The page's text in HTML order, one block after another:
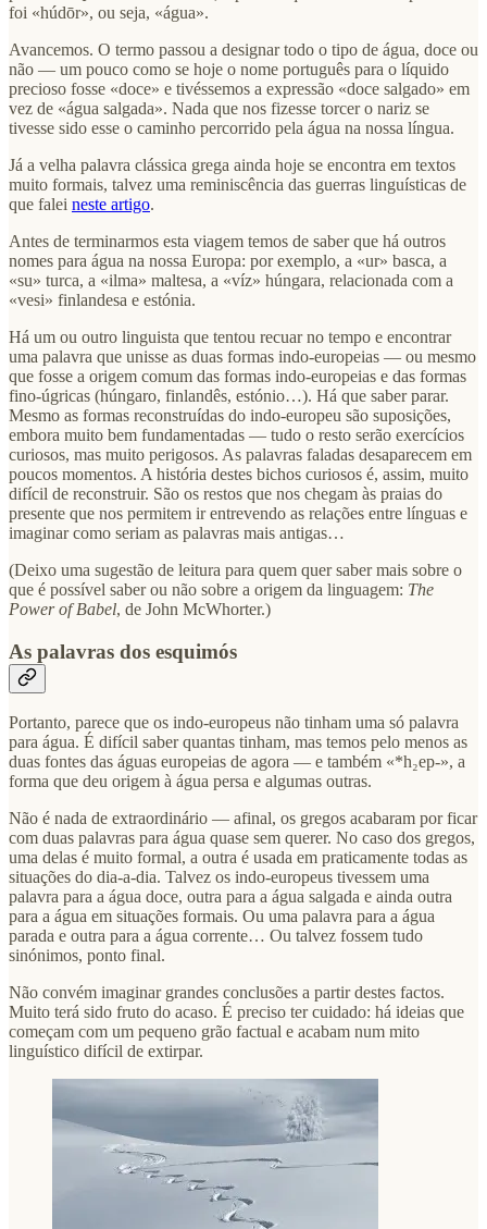
foi «húdōr», ou seja, «água».
Avancemos. O termo passou a designar todo o tipo de água, doce ou
não — um pouco como se hoje o nome português para o líquido
precioso fosse «doce» e tivéssemos a expressão «doce salgado» em
vez de «água salgada». Nada que nos fizesse torcer o nariz se
tivesse sido esse o caminho percorrido pela água na nossa língua.
Já a velha palavra clássica grega ainda hoje se encontra em textos
muito formais, talvez uma reminiscência das guerras linguísticas de
que falei neste artigo.
Antes de terminarmos esta viagem temos de saber que há outros
nomes para água na nossa Europa: por exemplo, a «ur» basca, a
«su» turca, a «ilma» maltesa, a «víz» húngara, relacionada com a
«vesi» finlandesa e estónia.
Há um ou outro linguista que tentou recuar no tempo e encontrar
uma palavra que unisse as duas formas indo-europeias — ou mesmo
que fosse a origem comum das formas indo-europeias e das formas
fino-úgricas (húngaro, finlandês, estónio…). Há que saber parar.
Mesmo as formas reconstruídas do indo-europeu são suposições,
embora muito bem fundamentadas — tudo o resto serão exercícios
curiosos, mas muito perigosos. As palavras faladas desaparecem em
poucos momentos. A história destes bichos curiosos é, assim, muito
difícil de reconstruir. São os restos que nos chegam às praias do
presente que nos permitem ir entrevendo as relações entre línguas e
imaginar como seriam as palavras mais antigas…
(Deixo uma sugestão de leitura para quem quer saber mais sobre o
que é possível saber ou não sobre a origem da linguagem: The
Power of Babel, de John McWhorter.)
As palavras dos esquimós
Portanto, parece que os indo-europeus não tinham uma só palavra
para água. É difícil saber quantas tinham, mas temos pelo menos as
duas fontes das águas europeias de agora — e também «*h₂ep-», a
forma que deu origem à água persa e algumas outras.
Não é nada de extraordinário — afinal, os gregos acabaram por ficar
com duas palavras para água quase sem querer. No caso dos gregos,
uma delas é muito formal, a outra é usada em praticamente todas as
situações do dia-a-dia. Talvez os indo-europeus tivessem uma
palavra para a água doce, outra para a água salgada e ainda outra
para a água em situações formais. Ou uma palavra para a água
parada e outra para a água corrente… Ou talvez fossem tudo
sinónimos, ponto final.
Não convém imaginar grandes conclusões a partir destes factos.
Muito terá sido fruto do acaso. É preciso ter cuidado: há ideias que
começam com um pequeno grão factual e acabam num mito
linguístico difícil de extirpar.